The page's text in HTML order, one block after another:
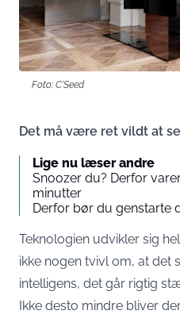
Foto: C'Seed
Det må være ret vildt at
Lige nu læser andre
Snoozer du? Derfor
minutter
Derfor bør du genstarte
Teknologien udvikler sig
ikke nogen tvivl om, at det
intelligens, det går rigtig
Ikke desto mindre bliver